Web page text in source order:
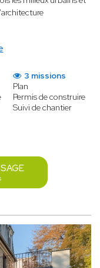
3 missions
Plan
Permis de construire
Suivi de chantier